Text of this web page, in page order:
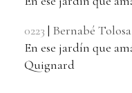
0223 | Bernabé Tolosa
En ese jardín que
Quignard